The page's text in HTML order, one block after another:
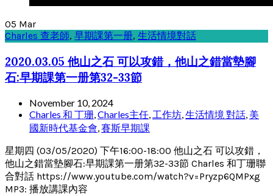
05 Mar
Charles 查老師, 早期課第一册, 生活情境對話
2020.03.05 他山之石 可以攻錯，他山之錯當墊腳
石:早期課第一册第32-33節
November 10, 2024
Charles 和 丁珊,Charles主任, 工作坊,生活情境 對話, 美
國新時代基金會,賽斯早期課
星期四 (03/05/2020) 下午16:00-18:00 他山之石 可以攻錯，
他山之錯當墊腳石:早期課第一册第32-33節 Charles 和丁珊聯
合對話 https://www.youtube.com/watch?v=Pryzp6QMPxg
MP3: 播放講課內容